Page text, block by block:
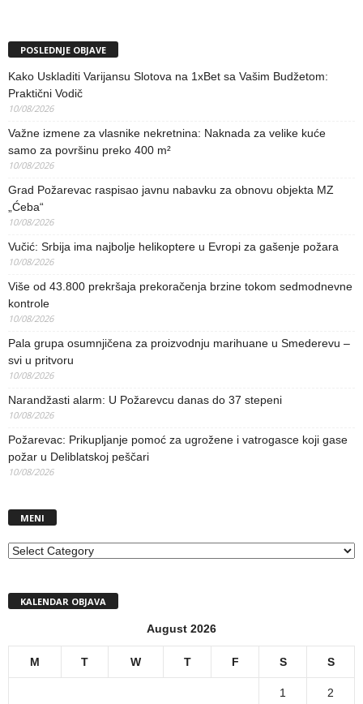
POSLEDNJE OBJAVE
Kako Uskladiti Varijansu Slotova na 1xBet sa Vašim Budžetom:
Praktični Vodič
10/08/2026
Važne izmene za vlasnike nekretnina: Naknada za velike kuće
samo za površinu preko 400 m²
10/08/2026
Grad Požarevac raspisao javnu nabavku za obnovu objekta MZ
„Ćeba“
10/08/2026
Vučić: Srbija ima najbolje helikoptere u Evropi za gašenje požara
10/08/2026
Više od 43.800 prekršaja prekoračenja brzine tokom sedmodnevne
kontrole
10/08/2026
Pala grupa osumnjičena za proizvodnju marihuane u Smederevu –
svi u pritvoru
10/08/2026
Narandžasti alarm: U Požarevcu danas do 37 stepeni
10/08/2026
Požarevac: Prikupljanje pomoć za ugrožene i vatrogasce koji gase
požar u Deliblatskoj peščari
10/08/2026
MENI
MENI
KALENDAR OBJAVA
August 2026
M T W T F S S
1 2